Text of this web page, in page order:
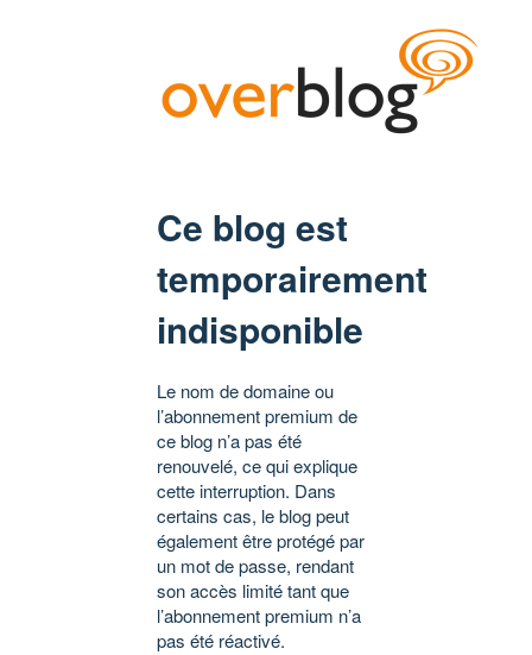
Ce blog est
temporairement
indisponible
Le nom de domaine ou
l’abonnement premium de
ce blog n’a pas été
renouvelé, ce qui explique
cette interruption. Dans
certains cas, le blog peut
également être protégé par
un mot de passe, rendant
son accès limité tant que
l’abonnement premium n’a
pas été réactivé.